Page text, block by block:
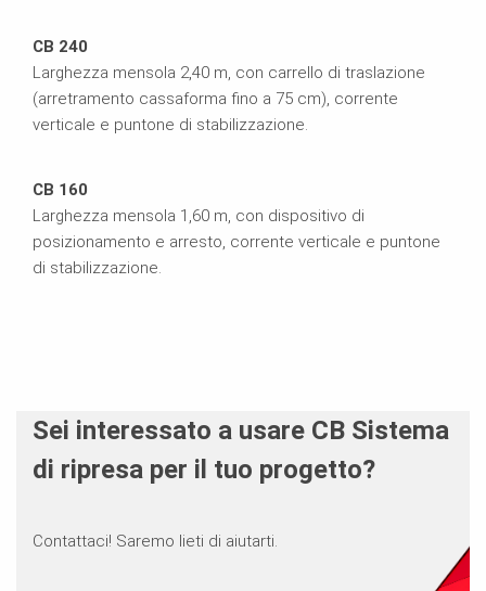
CB 240
Larghezza mensola 2,40 m, con carrello di traslazione
(arretramento cassaforma fino a 75 cm), corrente
verticale e puntone di stabilizzazione.
CB 160
Larghezza mensola 1,60 m, con dispositivo di
posizionamento e arresto, corrente verticale e puntone
di stabilizzazione.
Sei interessato a usare CB Sistema
di ripresa per il tuo progetto?
Contattaci! Saremo lieti di aiutarti.